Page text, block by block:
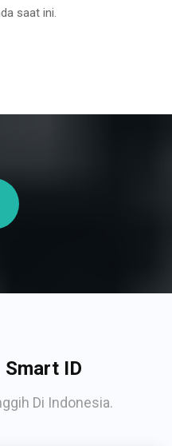
saat ini.
Smart ID
Di Indonesia.